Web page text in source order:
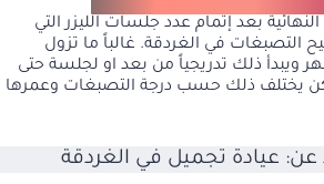
بعد إتمام عدد جلسات الليزر التي
التصبغات في الغردقة. غالباً ما تزول
ويبدأ ذلك تدريجياً من بعد او لجلسة حتى
لكن يختلف ذلك حسب درجة التصبغات وعمرها
عن: عيادة تجميل في الغردقة